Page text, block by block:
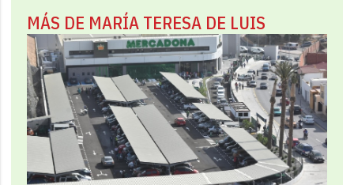
MÁS DE MARÍA TERESA DE LUIS